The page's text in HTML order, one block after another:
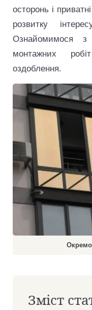
осторонь і
розвитку
Ознайомимося з
монтажних
оздоблення.
Окремо
Зміст